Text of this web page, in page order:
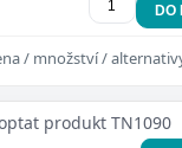
DO
/ množství /
produkt TN1090